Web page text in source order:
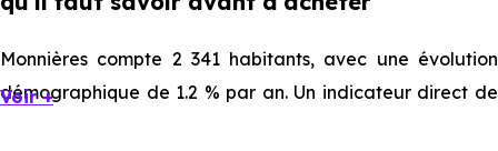
Monnières compte 2 341 habitants, avec une évolution
démographique de 1.2 % par an. Un indicateur direct de
Voir +